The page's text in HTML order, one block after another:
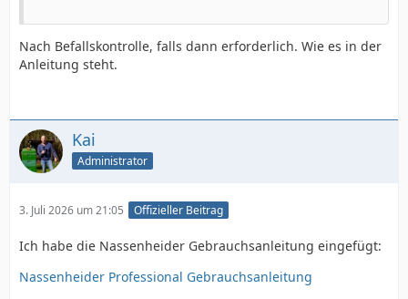
Nach Befallskontrolle, falls dann erforderlich. Wie es in der
Anleitung steht.
Kai
Administrator
3. Juli 2026 um 21:05 Offizieller Beitrag
Ich habe die Nassenheider Gebrauchsanleitung eingefügt:
Nassenheider Professional Gebrauchsanleitung